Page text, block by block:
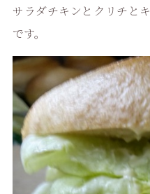
サラダチキンとクリチと
です。